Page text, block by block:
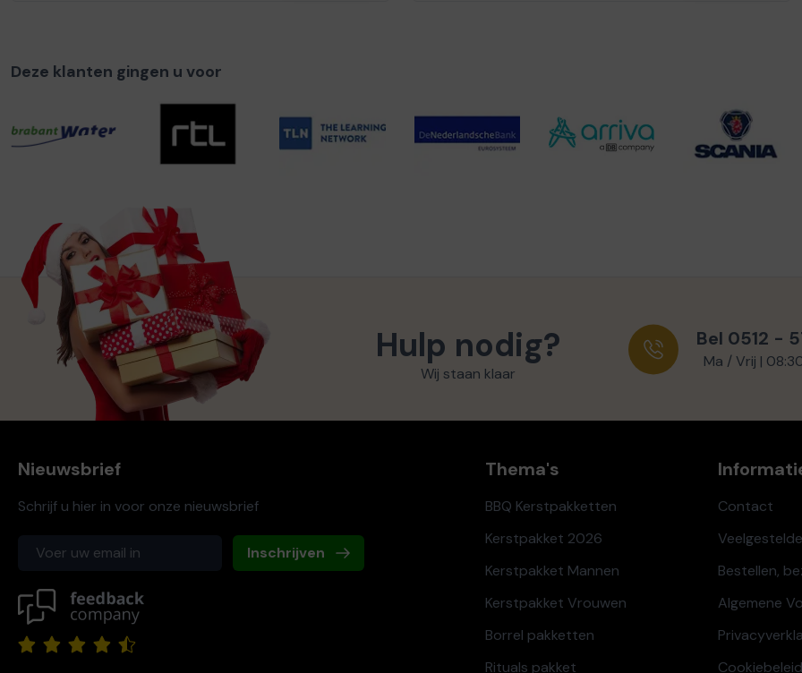
Deze klanten gingen u voor
Hulp nodig?
Wij staan klaar
Bel 0512 -
Ma / Vrij |
Nieuwsbrief
Schrijf u hier in voor onze nieuwsbrief
Inschrijven
Thema's
BBQ Kerstpakketten
Kerstpakket 2026
Kerstpakket Mannen
Kerstpakket Vrouwen
Borrel pakketten
Rituals pakket
Contact
Bestellen,
Algemene